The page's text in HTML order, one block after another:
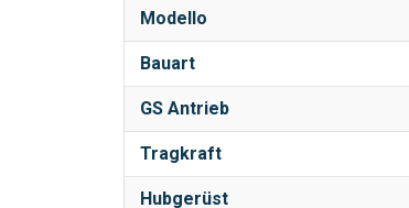
Modello
Bauart
GS Antrieb
Tragkraft
Hubgerüst